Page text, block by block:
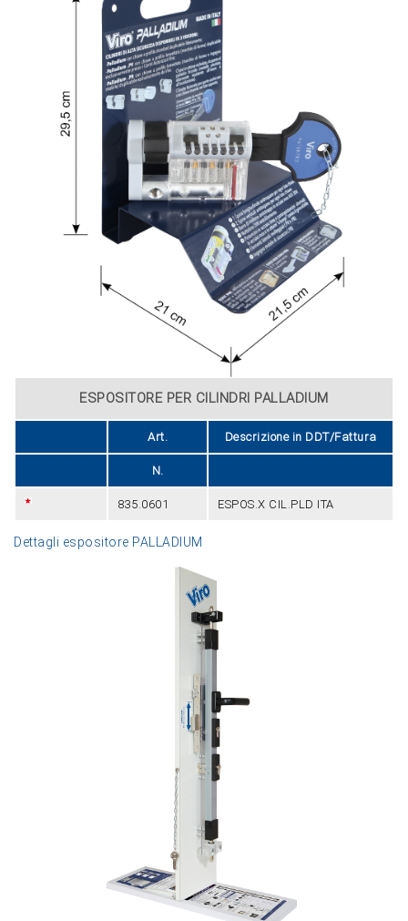
ESPOSITORE PER CILINDRI PALLADIUM
Art. Descrizione in DDT/Fattura
N.
835.0601 ESPOS.X CIL.PLD ITA
Dettagli espositore PALLADIUM